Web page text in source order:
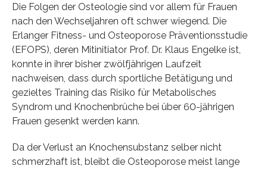
Die Folgen der Osteologie sind vor allem für Frauen
nach den Wechseljahren oft schwer wiegend. Die
Erlanger Fitness- und Osteoporose Präventionsstudie
(EFOPS), deren Mitinitiator Prof. Dr. Klaus Engelke ist,
konnte in ihrer bisher zwölfjährigen Laufzeit
nachweisen, dass durch sportliche Betätigung und
gezieltes Training das Risiko für Metabolisches
Syndrom und Knochenbrüche bei über 60-jährigen
Frauen gesenkt werden kann.
Da der Verlust an Knochensubstanz selber nicht
schmerzhaft ist, bleibt die Osteoporose meist lange